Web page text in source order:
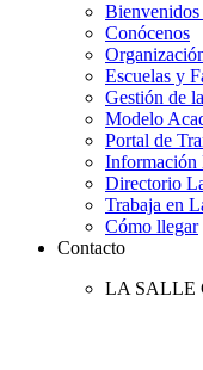
Conócenos
Escuelas y
Gestión de
Modelo
Portal de
Información
Directorio
Trabaja en
Cómo llegar
Contacto
LA SALLE